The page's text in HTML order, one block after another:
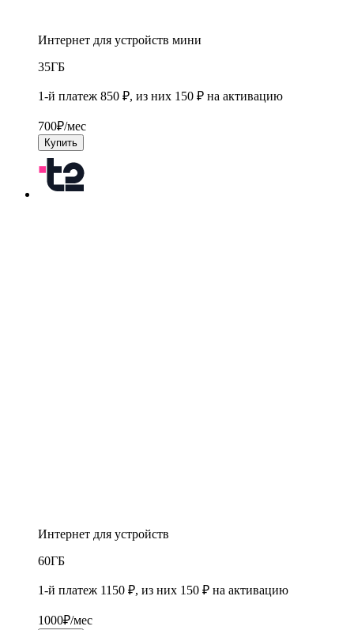
Интернет для устройств мини
35ГБ
1-й платеж 850 ₽, из них 150 ₽ на активацию
700₽/мес
Купить
Интернет для устройств
60ГБ
1-й платеж 1150 ₽, из них 150 ₽ на активацию
1000₽/мес